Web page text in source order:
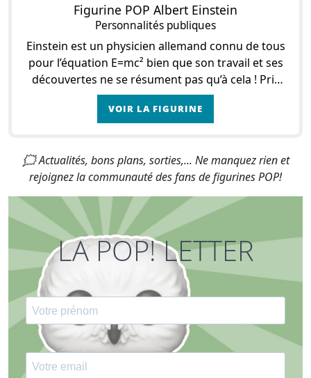
Figurine POP Albert Einstein
Personnalités publiques
Einstein est un physicien allemand connu de tous
pour l’équation E=mc² bien que son travail et ses
découvertes ne se résument pas qu’à cela ! Prix
nobel de physique en 1921, Albert Einstein a
VOIR LA FIGURINE
🗯 Actualités, bons plans, sorties,... Ne manquez rien et
rejoignez la communauté des fans de figurines POP!
LA POP! LETTER